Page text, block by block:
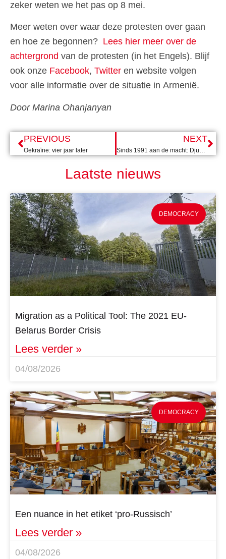
zeker weten we het pas op 8 mei.
Meer weten over waar deze protesten over gaan
en hoe ze begonnen? Lees hier meer over de
achtergrond van de protesten (in het Engels). Blijf
ook onze Facebook, Twitter en website volgen
voor alle informatie over de situatie in Armenië.
Door Marina Ohanjanyan
PREVIOUS
Oekraïne: vier jaar later
NEXT
Sinds 1991 aan de macht: Djukanovic wint presidentsverkiezingen in Montenegro
Laatste nieuws
DEMOCRACY
Migration as a Political Tool: The 2021 EU-
Belarus Border Crisis
Lees verder »
04/08/2026
DEMOCRACY
Een nuance in het etiket ‘pro-Russisch’
Lees verder »
04/08/2026